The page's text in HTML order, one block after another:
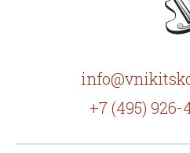
+7 (495) 926-